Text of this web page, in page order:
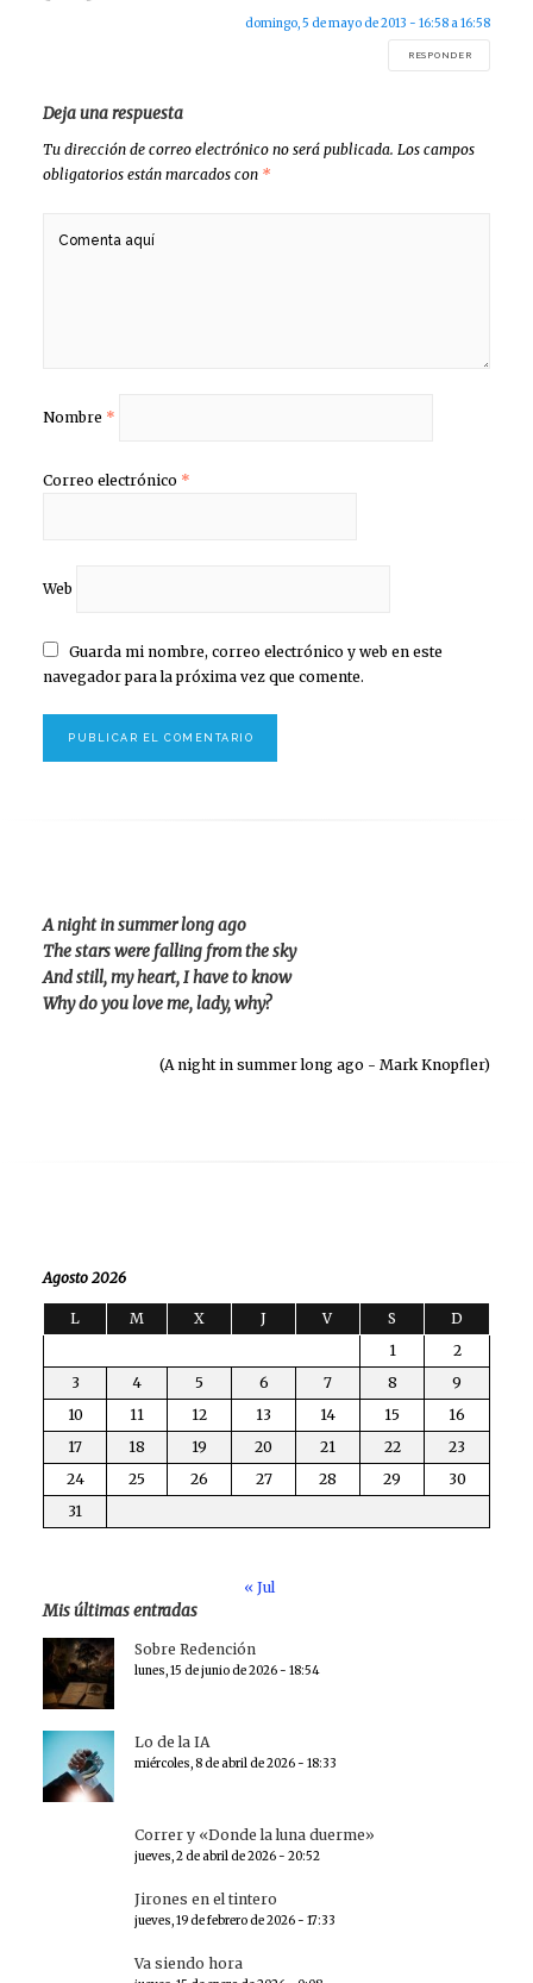
domingo, 5 de mayo de 2013 - 16:58 a 16:58
RESPONDER
Deja una respuesta
Tu dirección de correo electrónico no será publicada. Los campos
obligatorios están marcados con *
Nombre *
Correo electrónico *
Web
Guarda mi nombre, correo electrónico y web en este
navegador para la próxima vez que comente.
A night in summer long ago
The stars were falling from the sky
And still, my heart, I have to know
Why do you love me, lady, why?
(A night in summer long ago - Mark Knopfler)
Agosto 2026
L M X J V S
D
1
2
3
4 5 6 7 8
9
10
11 12 13 14 15
16
17
18 19 20 21 22
23
24
25 26 27 28 29
30
31
« Jul
Mis últimas entradas
Sobre Redención
lunes, 15 de junio de 2026 - 18:54
Lo de la IA
miércoles, 8 de abril de 2026 - 18:33
Correr y «Donde la luna duerme»
jueves, 2 de abril de 2026 - 20:52
Jirones en el tintero
jueves, 19 de febrero de 2026 - 17:33
Va siendo hora